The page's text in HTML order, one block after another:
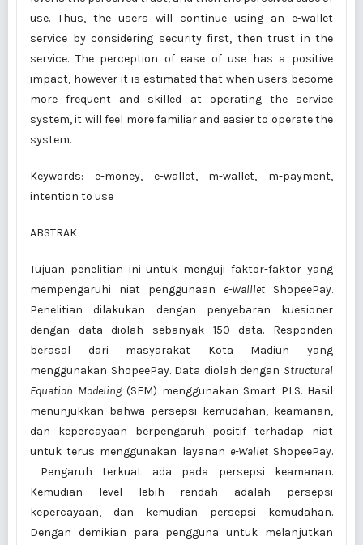
use. Thus, the users will continue using an e-wallet
service by considering security first, then trust in the
service. The perception of ease of use has a positive
impact, however it is estimated that when users become
more frequent and skilled at operating the service
system, it will feel more familiar and easier to operate the
system.
Keywords: e-money, e-wallet, m-wallet, m-payment,
intention to use
ABSTRAK
Tujuan penelitian ini untuk menguji faktor-faktor yang
mempengaruhi niat penggunaan e-Walllet ShopeePay.
Penelitian dilakukan dengan penyebaran kuesioner
dengan data diolah sebanyak 150 data. Responden
berasal dari masyarakat Kota Madiun yang
menggunakan ShopeePay. Data diolah dengan Structural
Equation Modeling(SEM) menggunakan Smart PLS. Hasil
menunjukkan bahwa persepsi kemudahan, keamanan,
dan kepercayaan berpengaruh positif terhadap niat
untuk terus menggunakan layanan e-WalletShopeePay.
Pengaruh terkuat ada pada persepsi keamanan.
Kemudian level lebih rendah adalah persepsi
kepercayaan, dan kemudian persepsi kemudahan.
Dengan demikian para pengguna untuk melanjutkan